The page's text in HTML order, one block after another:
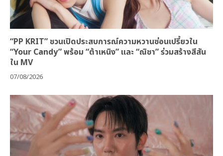
“PP KRIT” ชวนเปิดประสบการณ์ความหวานซ่อนเปรี้ยวใน
“Your Candy” พร้อม “ต้าเหนิง” และ “ณิชา” ร่วมสร้างสีสัน
ใน MV
07/08/2026